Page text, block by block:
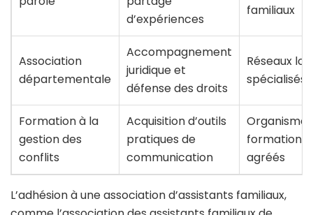
d’expériences
familiaux
Association
départementale
Accompagnement
juridique et
défense des droits
Réseaux
spécialisés
Formation à la
gestion des
conflits
Acquisition d’outils
pratiques de
communication
formation
agréés
L’adhésion à une association d’assistants familiaux,